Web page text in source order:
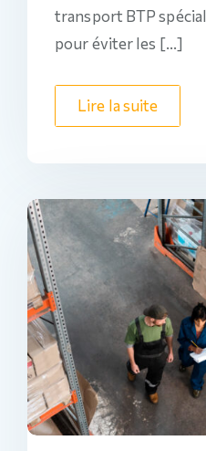
transport BTP
pour éviter les […]
Lire la suite